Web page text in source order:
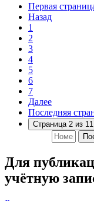
Первая
Назад
1
2
3
4
5
6
7
Далее
Последняя
Страница 2 из 11
Для
учётную